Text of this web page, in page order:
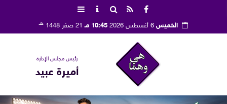
الخميس 10:45 مـ 21 صفر 1448 هـ
رئيس مجلس الإدارة
أميرة عبيد